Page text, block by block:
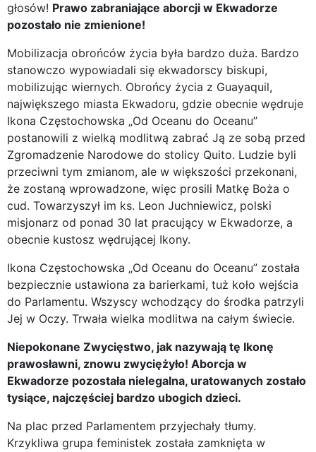
głosów! Prawo zabraniające aborcji w Ekwadorze
pozostało nie zmienione!
Mobilizacja obrońców życia była bardzo duża. Bardzo
stanowczo wypowiadali się ekwadorscy biskupi,
mobilizując wiernych. Obrońcy życia z Guayaquil,
największego miasta Ekwadoru, gdzie obecnie wędruje
Ikona Częstochowska „Od Oceanu do Oceanu”
postanowili z wielką modlitwą zabrać Ją ze sobą przed
Zgromadzenie Narodowe do stolicy Quito. Ludzie byli
przeciwni tym zmianom, ale w większości przekonani,
że zostaną wprowadzone, więc prosili Matkę Boża o
cud. Towarzyszył im ks. Leon Juchniewicz, polski
misjonarz od ponad 30 lat pracujący w Ekwadorze, a
obecnie kustosz wędrującej Ikony.
Ikona Częstochowska „Od Oceanu do Oceanu” została
bezpiecznie ustawiona za barierkami, tuż koło wejścia
do Parlamentu. Wszyscy wchodzący do środka patrzyli
Jej w Oczy. Trwała wielka modlitwa na całym świecie.
Niepokonane Zwycięstwo, jak nazywają tę Ikonę
prawosławni, znowu zwyciężyło! Aborcja w
Ekwadorze pozostała nielegalna, uratowanych zostało
tysiące, najczęściej bardzo ubogich dzieci.
Na plac przed Parlamentem przyjechały tłumy.
Krzykliwa grupa feministek została zamknięta w